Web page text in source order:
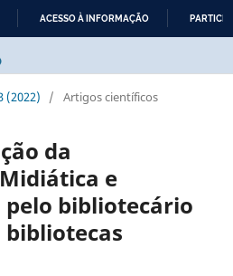
CONTEÚDO
ACESSO À INFORMAÇÃO
(2022) / Artigos científicos
da
e
bibliotecário